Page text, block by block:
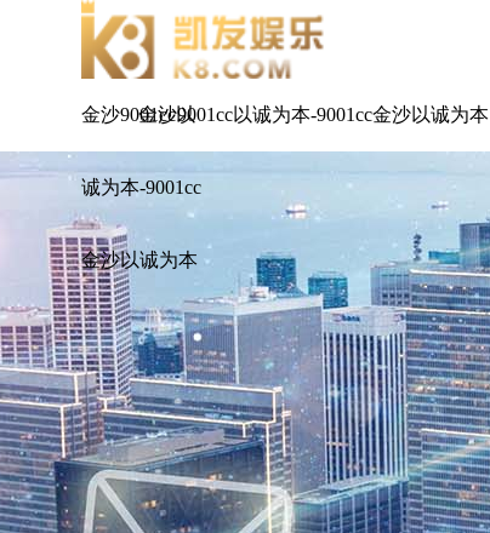
金沙9001cc以
诚为本-9001cc
金沙以诚为本
金沙9001cc以诚为本-9001cc金沙以诚为本